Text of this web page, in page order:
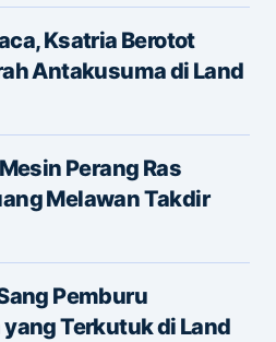
Ksatria Berotot
Antakusuma di Land
Perang Ras
Melawan Takdir
Pemburu
Terkutuk di Land